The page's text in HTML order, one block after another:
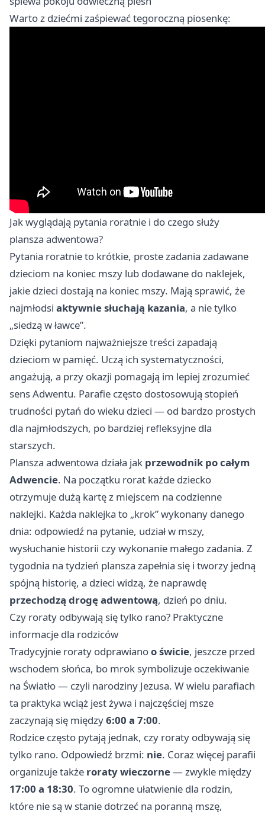
Warto z dziećmi zaśpiewać tegoroczną piosenkę:
Jak wyglądają pytania roratnie i do czego służy
plansza adwentowa?
Pytania roratnie to krótkie, proste zadania zadawane
dzieciom na koniec mszy lub dodawane do naklejek,
jakie dzieci dostają na koniec mszy. Mają sprawić, że
najmłodsi aktywnie słuchają kazania, a nie tylko
„siedzą w ławce”.
Dzięki pytaniom najważniejsze treści zapadają
dzieciom w pamięć. Uczą ich systematyczności,
angażują, a przy okazji pomagają im lepiej zrozumieć
sens Adwentu. Parafie często dostosowują stopień
trudności pytań do wieku dzieci — od bardzo prostych
dla najmłodszych, po bardziej refleksyjne dla
starszych.
Plansza adwentowa działa jak przewodnik po całym
Adwencie. Na początku rorat każde dziecko
otrzymuje dużą kartę z miejscem na codzienne
naklejki. Każda naklejka to „krok” wykonany danego
dnia: odpowiedź na pytanie, udział w mszy,
wysłuchanie historii czy wykonanie małego zadania. Z
tygodnia na tydzień plansza zapełnia się i tworzy jedną
spójną historię, a dzieci widzą, że naprawdę
przechodzą drogę adwentową, dzień po dniu.
Czy roraty odbywają się tylko rano? Praktyczne
informacje dla rodziców
Tradycyjnie roraty odprawianoo świcie, jeszcze przed
wschodem słońca, bo mrok symbolizuje oczekiwanie
na Światło — czyli narodziny Jezusa. W wielu parafiach
ta praktyka wciąż jest żywa i najczęściej msze
zaczynają się między6:00 a 7:00.
Rodzice często pytają jednak, czy roraty odbywają się
tylko rano. Odpowiedź brzmi: nie. Coraz więcej parafii
organizuje także roraty wieczorne— zwykle między
17:00 a 18:30. To ogromne ułatwienie dla rodzin,
które nie są w stanie dotrzeć na poranną mszę,